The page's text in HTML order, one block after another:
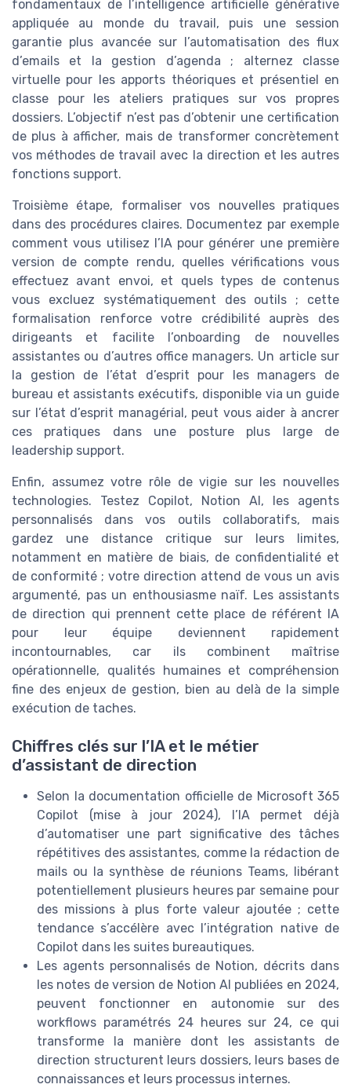
fondamentaux de l’intelligence artificielle générative
appliquée au monde du travail, puis une session
garantie plus avancée sur l’automatisation des flux
d’emails et la gestion d’agenda ; alternez classe
virtuelle pour les apports théoriques et présentiel en
classe pour les ateliers pratiques sur vos propres
dossiers. L’objectif n’est pas d’obtenir une certification
de plus à afficher, mais de transformer concrètement
vos méthodes de travail avec la direction et les autres
fonctions support.
Troisième étape, formaliser vos nouvelles pratiques
dans des procédures claires. Documentez par exemple
comment vous utilisez l’IA pour générer une première
version de compte rendu, quelles vérifications vous
effectuez avant envoi, et quels types de contenus
vous excluez systématiquement des outils ; cette
formalisation renforce votre crédibilité auprès des
dirigeants et facilite l’onboarding de nouvelles
assistantes ou d’autres office managers. Un article sur
la gestion de l’état d’esprit pour les managers de
bureau et assistants exécutifs, disponible via un guide
sur l’état d’esprit managérial, peut vous aider à ancrer
ces pratiques dans une posture plus large de
leadership support.
Enfin, assumez votre rôle de vigie sur les nouvelles
technologies. Testez Copilot, Notion AI, les agents
personnalisés dans vos outils collaboratifs, mais
gardez une distance critique sur leurs limites,
notamment en matière de biais, de confidentialité et
de conformité ; votre direction attend de vous un avis
argumenté, pas un enthousiasme naïf. Les assistants
de direction qui prennent cette place de référent IA
pour leur équipe deviennent rapidement
incontournables, car ils combinent maîtrise
opérationnelle, qualités humaines et compréhension
fine des enjeux de gestion, bien au delà de la simple
exécution de taches.
Chiffres clés sur l’IA et le métier
d’assistant de direction
Selon la documentation officielle de Microsoft 365
Copilot (mise à jour 2024), l’IA permet déjà
d’automatiser une part significative des tâches
répétitives des assistantes, comme la rédaction de
mails ou la synthèse de réunions Teams, libérant
potentiellement plusieurs heures par semaine pour
des missions à plus forte valeur ajoutée ; cette
tendance s’accélère avec l’intégration native de
Copilot dans les suites bureautiques.
Les agents personnalisés de Notion, décrits dans
les notes de version de Notion AI publiées en 2024,
peuvent fonctionner en autonomie sur des
workflows paramétrés 24 heures sur 24, ce qui
transforme la manière dont les assistants de
direction structurent leurs dossiers, leurs bases de
connaissances et leurs processus internes.